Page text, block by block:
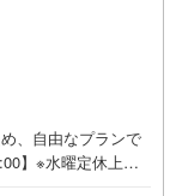
、自由なプランで
】※水曜定休上記